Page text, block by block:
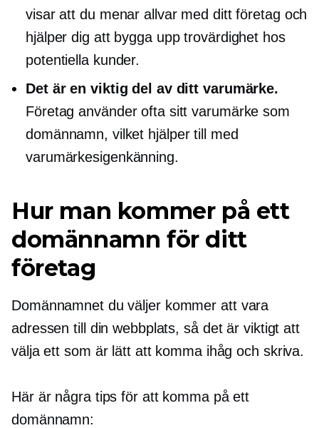
visar att du menar allvar med ditt företag och
hjälper dig att bygga upp trovärdighet hos
potentiella kunder.
Det är en viktig del av ditt varumärke.
Företag använder ofta sitt varumärke som
domännamn, vilket hjälper till med
varumärkesigenkänning.
Hur man kommer på ett
domännamn för ditt
företag
Domännamnet du väljer kommer att vara
adressen till din webbplats, så det är viktigt att
välja ett som är lätt att komma ihåg och skriva.
Här är några tips för att komma på ett
domännamn: